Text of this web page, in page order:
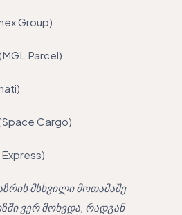
Group)
Parcel)
Cargo)
Express)
მსხვილი მოთამაშე
ვერ მოხვდა, რადგან